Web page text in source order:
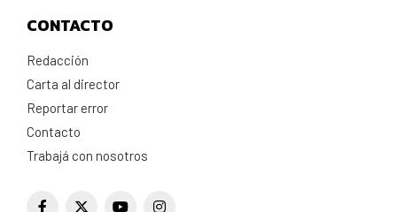
CONTACTO
Redacción
Carta al director
Reportar error
Contacto
Trabajá con nosotros